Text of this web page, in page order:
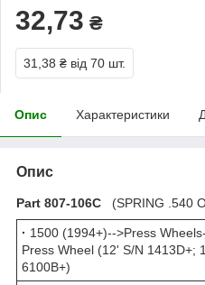
32,73 ₴
31,38 ₴ від 70 шт.
Опис Характеристики
Опис
Part 807-106C (SPRING .540
· 1500 (1994+)-->Press
Press Wheel (12' S/N 1413D+;
6100B+)